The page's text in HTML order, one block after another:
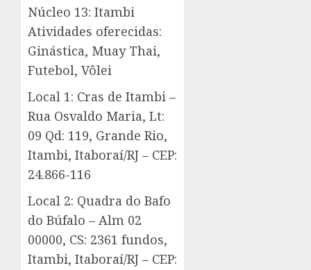
Núcleo 13: Itambi
Atividades oferecidas:
Ginástica, Muay Thai,
Futebol, Vôlei
Local 1: Cras de Itambi –
Rua Osvaldo Maria, Lt:
09 Qd: 119, Grande Rio,
Itambi, Itaboraí/RJ – CEP:
24.866-116
Local 2: Quadra do Bafo
do Búfalo – Alm 02
00000, CS: 2361 fundos,
Itambi, Itaboraí/RJ – CEP: